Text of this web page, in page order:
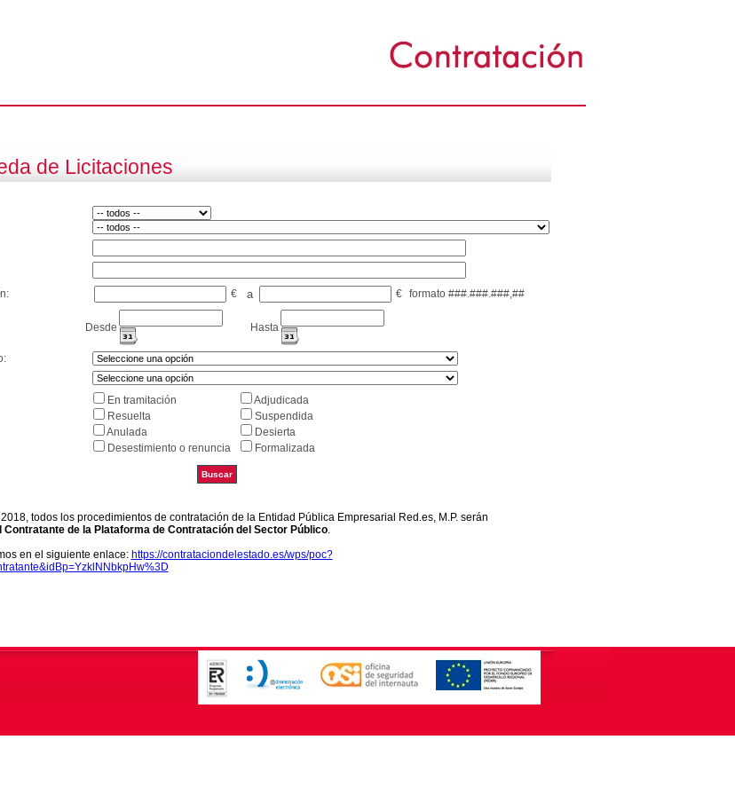
de Licitaciones
€ a € formato ###.###.###,##
Desde Hasta
En tramitación
Adjudicada
Resuelta
Suspendida
Anulada
Desierta
Desestimiento o renuncia
Formalizada
todos los procedimientos de contratación de la Entidad Pública Empresarial Red.es, M.P. serán
Contratante de la Plataforma de Contratación del Sector Público.
en el siguiente enlace: https://contrataciondelestado.es/wps/poc?